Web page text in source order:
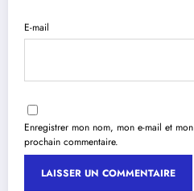
E-mail
Enregistrer mon nom, mon e-mail et
prochain commentaire.